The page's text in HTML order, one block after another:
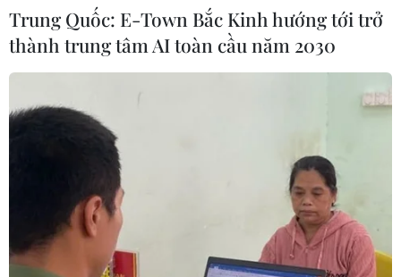
Trung Quốc: E-Town Bắc Kinh hướng tới trở
thành trung tâm AI toàn cầu năm 2030